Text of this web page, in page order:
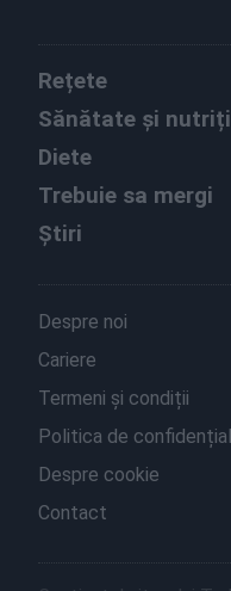
Rețete
Sănătate și
Diete
Trebuie sa mergi
Știri
Despre noi
Cariere
Termeni și condiții
Politica de
Despre cookie
Contact